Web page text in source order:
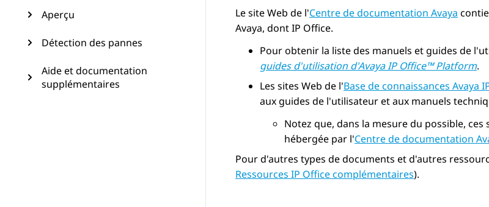
Aperçu
Détection des pannes
Aide et documentation
supplémentaires
Le site Web de l'Centre de documentation Avaya
Avaya, dontIP Office.
Pour obtenir la liste des manuels et guides de
guides d'utilisation d'AvayaIP Office™ Platform.
Les sites Web de l'Base de connaissances Avaya
aux guides de l'utilisateur et aux manuels
Notez que, dans la mesure du possible,
hébergée par l'Centre de documentation
Pour d'autres types de documents et d'autres
Ressources IP Office complémentaires).